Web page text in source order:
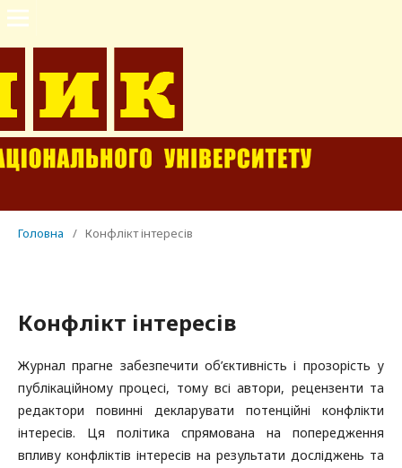
Головна / Конфлікт інтересів
Конфлікт інтересів
Журнал прагне забезпечити об’єктивність і прозорість у
публікаційному процесі, тому всі автори, рецензенти та
редактори повинні декларувати потенційні конфлікти
інтересів. Ця політика спрямована на попередження
впливу конфліктів інтересів на результати досліджень та